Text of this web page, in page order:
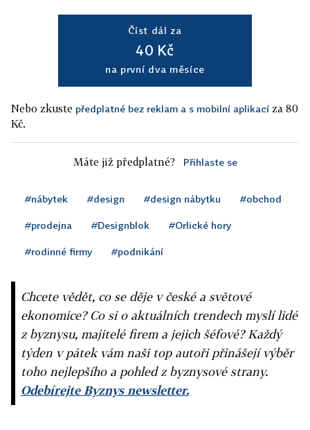
Číst dál za
40 Kč
na první dva měsíce
Nebo zkuste předplatné bez reklam a s mobilní aplikací za 80
Kč.
Máte již předplatné? Přihlaste se
#nábytek #design #design nábytku #obchod
#prodejna #Designblok #Orlické hory
#rodinné firmy #podnikání
Chcete vědět, co se děje v české a světové
ekonomice? Co si o aktuálních trendech myslí lidé
z byznysu, majitelé firem a jejich šéfové? Každý
týden v pátek vám naši top autoři přinášejí výběr
toho nejlepšího a pohled z byznysové strany.
Odebírejte Byznys newsletter.